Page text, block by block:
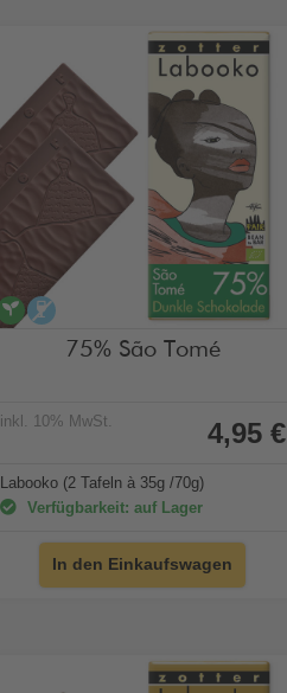
veganalkoholfrei
75% São Tomé
inkl. 10% MwSt. 4,95 €
Labooko (2 Tafeln à 35g /70g)
Verfügbarkeit: auf Lager
In den Einkaufswagen